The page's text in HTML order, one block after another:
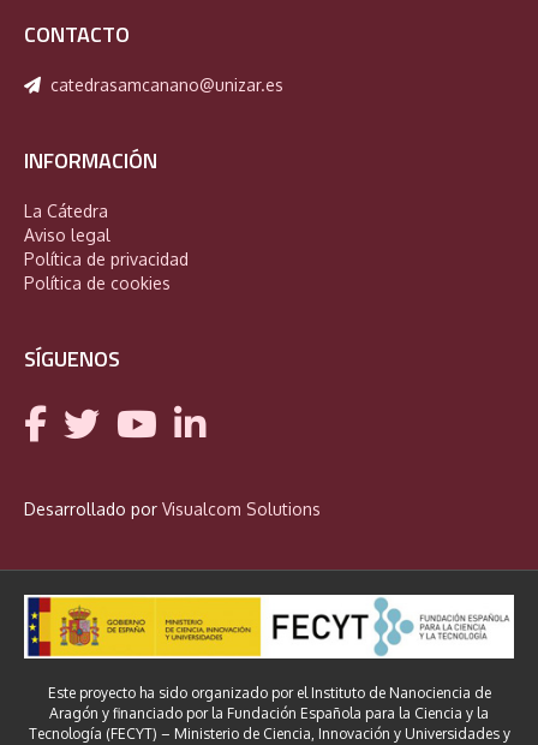
CONTACTO
catedrasamcanano@unizar.es
INFORMACIÓN
La Cátedra
Aviso legal
Política de privacidad
Política de cookies
SÍGUENOS
Desarrollado por Visualcom Solutions
Este proyecto ha sido organizado por el Instituto de Nanociencia de
Aragón y financiado por la Fundación Española para la Ciencia y la
Tecnología (FECYT) – Ministerio de Ciencia, Innovación y Universidades y